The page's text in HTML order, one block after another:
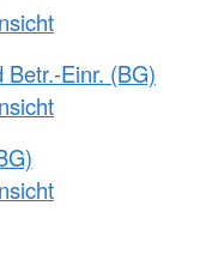
Einr. (BG)